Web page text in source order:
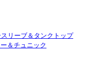
スリーブ＆タンクトップ
＆チュニック